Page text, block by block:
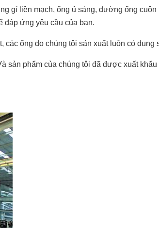
gỉ liền mạch, ống ủ sáng, đường ống cuộn
đáp ứng yêu cầu của bạn.
ống do chúng tôi sản xuất luôn có dung
sản phẩm của chúng tôi đã được xuất